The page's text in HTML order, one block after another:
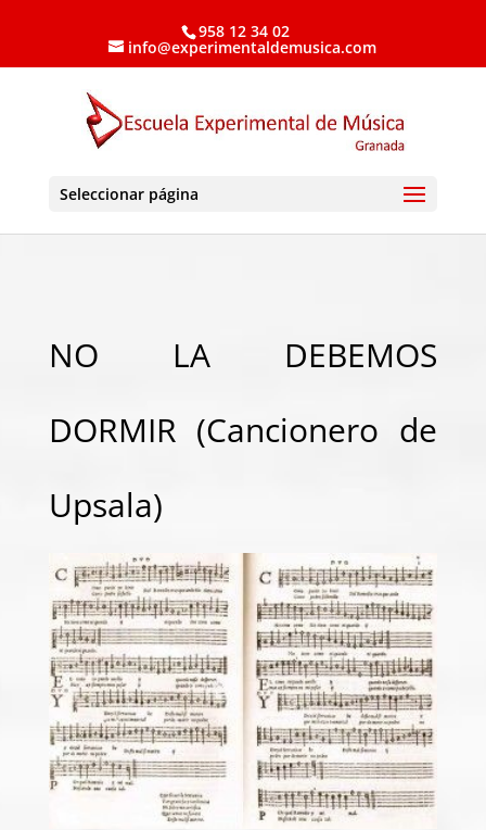
958 12 34 02
info@experimentaldemusica.com
Seleccionar página
NO LA DEBEMOS
DORMIR (Cancionero de
Upsala)